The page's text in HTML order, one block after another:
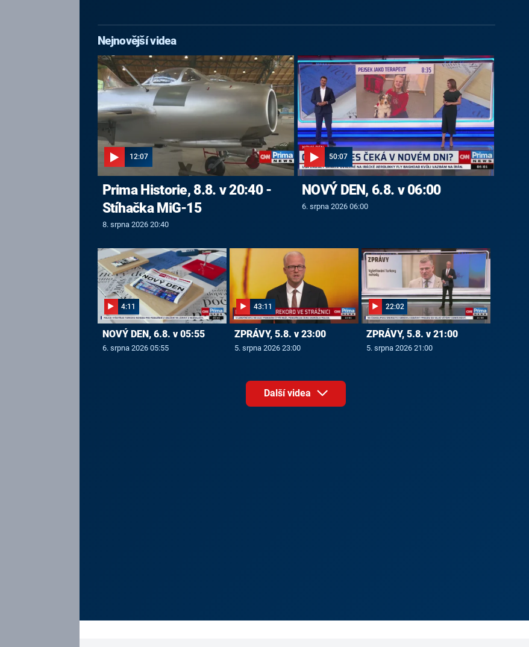
Nejnovější videa
12:07
Prima Historie, 8.8. v 20:40 -
Stíhačka MiG-15
8. srpna 2026 20:40
50:07
NOVÝ DEN, 6.8. v 06:00
6. srpna 2026 06:00
4:11
NOVÝ DEN, 6.8. v 05:55
6. srpna 2026 05:55
43:11
ZPRÁVY, 5.8. v 23:00
5. srpna 2026 23:00
22:02
ZPRÁVY, 5.8. v 21:00
5. srpna 2026 21:00
Další videa